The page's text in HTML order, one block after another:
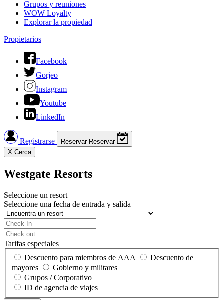
Grupos y reuniones
WOW Loyalty
Explorar la propiedad
Propietarios
Facebook
Gorjeo
Instagram
Youtube
LinkedIn
Registrarse Reservar Reservar
X Cerca
Westgate Resorts
Seleccione un resort
Seleccione una fecha de entrada y salida
Tarifas especiales
Descuento para miembros de AAA
Descuento de
mayores
Gobierno y militares
Grupos / Corporativo
ID de agencia de viajes